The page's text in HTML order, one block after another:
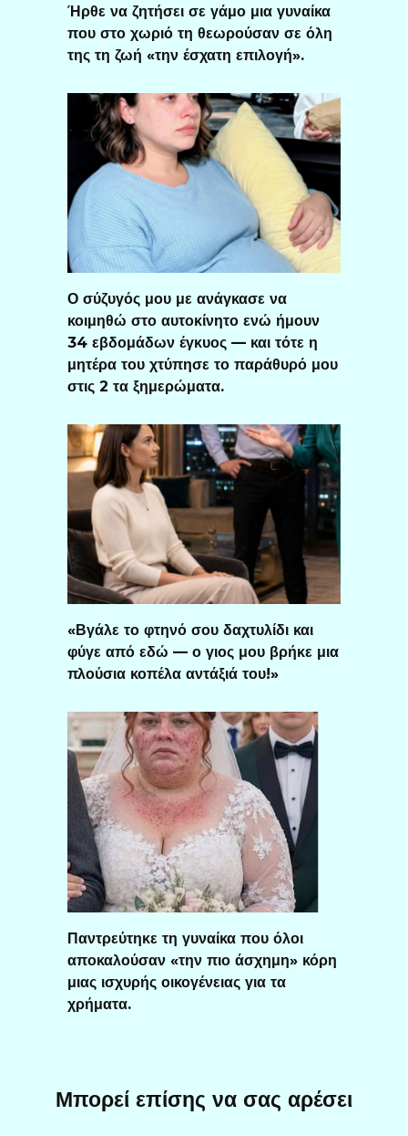
Ήρθε να ζητήσει σε γάμο μια γυναίκα
που στο χωριό τη θεωρούσαν σε όλη
της τη ζωή «την έσχατη επιλογή».
Ο σύζυγός μου με ανάγκασε να
κοιμηθώ στο αυτοκίνητο ενώ ήμουν
34 εβδομάδων έγκυος — και τότε η
μητέρα του χτύπησε το παράθυρό μου
στις 2 τα ξημερώματα.
«Βγάλε το φτηνό σου δαχτυλίδι και
φύγε από εδώ — ο γιος μου βρήκε μια
πλούσια κοπέλα αντάξιά του!»
Παντρεύτηκε τη γυναίκα που όλοι
αποκαλούσαν «την πιο άσχημη» κόρη
μιας ισχυρής οικογένειας για τα
χρήματα.
Μπορεί επίσης να σας αρέσει